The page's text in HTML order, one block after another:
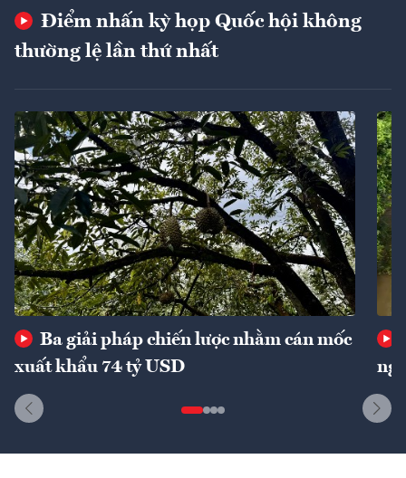
Điểm nhấn kỳ họp Quốc hội không
thường lệ lần thứ nhất
Ba giải pháp chiến lược nhằm cán mốc
xuất khẩu 74 tỷ USD